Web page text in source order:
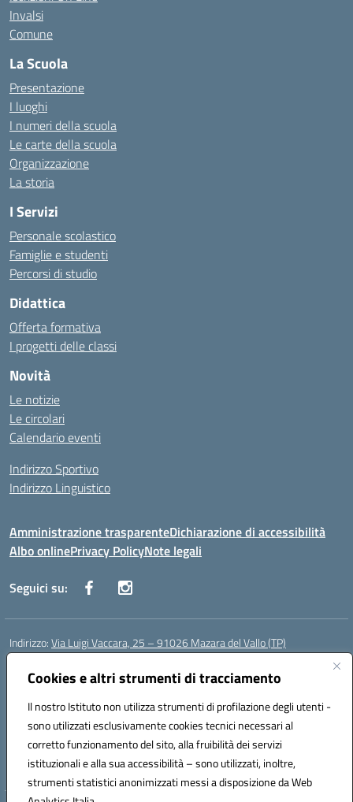
Cookies e altri strumenti di tracciamento
Il nostro Istituto non utilizza strumenti di profilazione degli utenti -
sono utilizzati esclusivamente cookies tecnici necessari al
corretto funzionamento del sito, alla fruibilità dei servizi
istituzionali e alla sua accessibilità – sono utilizzati, inoltre,
strumenti statistici anonimizzati messi a disposizione da Web
Invalsi
Comune
La Scuola
Presentazione
I luoghi
I numeri della scuola
Le carte della scuola
Organizzazione
La storia
I Servizi
Personale scolastico
Famiglie e studenti
Percorsi di studio
Didattica
Offerta formativa
I progetti delle classi
Novità
Le notizie
Le circolari
Calendario eventi
Indirizzo Sportivo
Indirizzo Linguistico
Amministrazione trasparenteDichiarazione di accessibilità
Albo onlinePrivacy PolicyNote legali
Seguici su:
Indirizzo:Via Luigi Vaccara, 25 – 91026 Mazara del Vallo (TP)
Centralino:
Posta elettronica certificata (PEC):tpic843007@pec.istruzione.it
Codice fiscale: 91036660818
Codice meccanografico:tpic843007
Codice Indice delle Pubbliche Amministrazioni (IPA): icggp
Codice unico di fatturazione (CUF): UFYPS3